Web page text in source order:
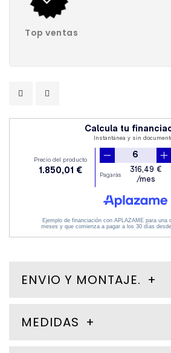
Top ventas
ENVIO Y MONTAJE.
MEDIDAS